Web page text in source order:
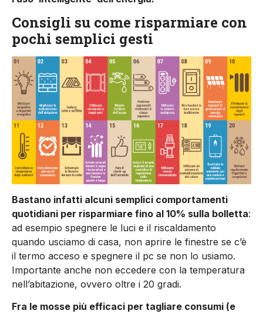
Consigli su come risparmiare con
pochi semplici gesti
Bastano infatti alcuni semplici comportamenti
quotidiani per risparmiare fino al 10% sulla bolletta:
ad esempio spegnere le luci e il riscaldamento
quando usciamo di casa, non aprire le finestre se c’è
il termo acceso e spegnere il pc se non lo usiamo.
Importante anche non eccedere con la temperatura
nell’abitazione, ovvero oltre i 20 gradi.
Fra le mosse più efficaci per tagliare consumi (e